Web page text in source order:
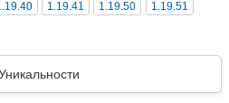
1.19.41 1.19.50 1.19.51